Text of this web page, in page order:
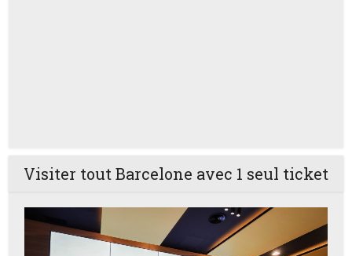
Visiter tout Barcelone avec 1 seul ticket